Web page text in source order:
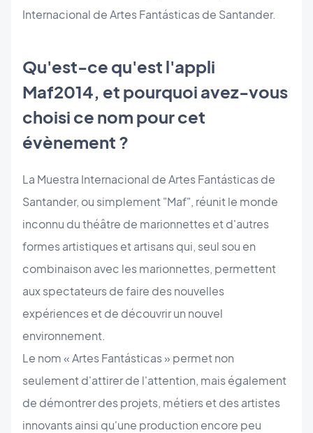
Internacional de Artes Fantásticas de Santander.
Qu'est-ce qu'est l'appli
Maf2014, et pourquoi avez-vous
choisi ce nom pour cet
évènement ?
La Muestra Internacional de Artes Fantásticas de
Santander, ou simplement "Maf", réunit le monde
inconnu duthéâtre de marionnettes et d'autres
formes artistiques et artisans qui, seul sou en
combinaison avec les marionnettes, permettent
aux spectateurs de faire des nouvelles
expériences et de découvrir un nouvel
environnement.
Le nom« Artes Fantásticas » permet non
seulement d'attirer de l'attention, mais également
de démontrer des projets, métiers et des artistes
innovants ainsi qu'une production encore peu